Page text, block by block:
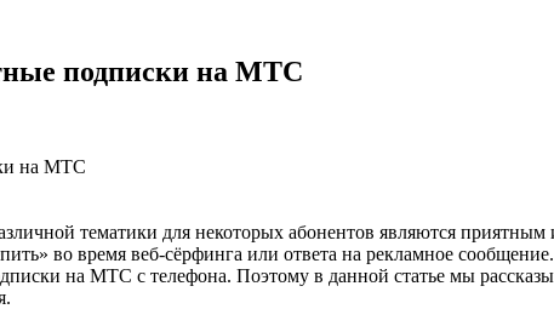
подписки на МТС
на МТС
тематики для некоторых абонентов являются
во время веб-сёрфинга или ответа на рекламное
на МТС с телефона. Поэтому в данной статье мы